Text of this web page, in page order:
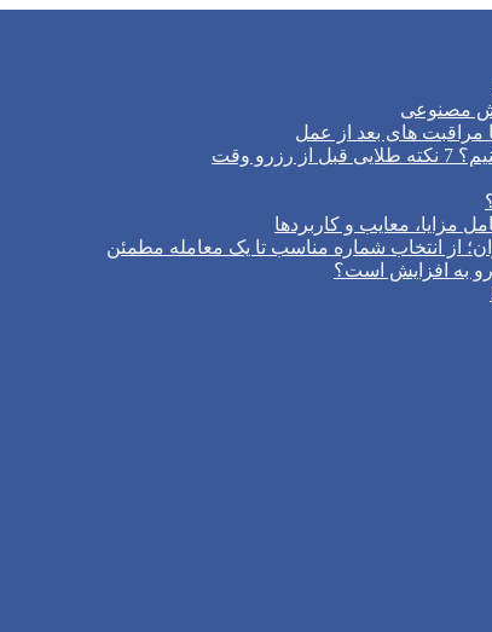
مصنوعی
مراقبت های بعد از عمل
وقت
مزایا، معایب و کاربردها
از انتخاب شماره مناسب تا یک معامله مطمئن
به افزایش است؟